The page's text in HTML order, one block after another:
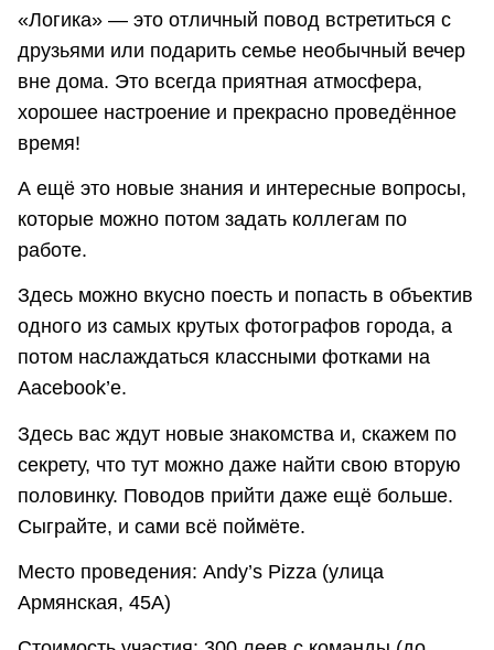
«Логика» — это отличный повод встретиться с
друзьями или подарить семье необычный вечер
вне дома. Это всегда приятная атмосфера,
хорошее настроение и прекрасно проведённое
время!
А ещё это новые знания и интересные вопросы,
которые можно потом задать коллегам по
работе.
Здесь можно вкусно поесть и попасть в объектив
одного из самых крутых фотографов города, а
потом наслаждаться классными фотками на
Aacebook’e.
Здесь вас ждут новые знакомства и, скажем по
секрету, что тут можно даже найти свою вторую
половинку. Поводов прийти даже ещё больше.
Сыграйте, и сами всё поймёте.
Место проведения: Andy’s Pizza (улица
Армянская, 45A)